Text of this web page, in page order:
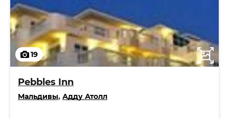
19
Pebbles Inn
Мальдивы, Адду Атолл